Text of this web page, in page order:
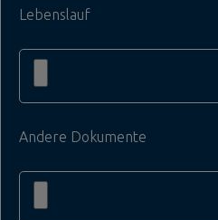
Lebenslauf
Andere Dokumente